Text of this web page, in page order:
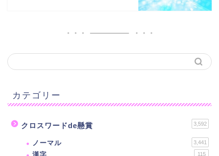
カテゴリー
クロスワードde懸賞 3,592
ノーマル 3,441
115